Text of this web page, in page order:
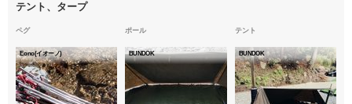
テント、タープ
ペグ
Eono(イオーノ)
ポール
BUNDOK
テント
BUNDOK